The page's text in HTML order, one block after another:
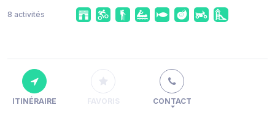
8 activités
ITINÉRAIRE FAVORIS CONTACT